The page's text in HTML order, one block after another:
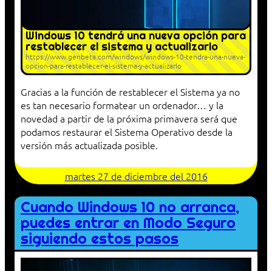
Windows 10 tendrá una nueva opción para
restablecer el sistema y actualizarlo
https://www.genbeta.com/windows/windows-10-tendra-una-nueva-
opcion-para-restablecer-el-sistema-y-actualizarlo
Gracias a la función de restablecer el Sistema ya no
es tan necesario formatear un ordenador… y la
novedad a partir de la próxima primavera será que
podamos restaurar el Sistema Operativo desde la
versión más actualizada posible.
martes 27 de diciembre del 2016
Cuando Windows 10 no arranca,
puedes entrar en Modo Seguro
siguiendo estos pasos